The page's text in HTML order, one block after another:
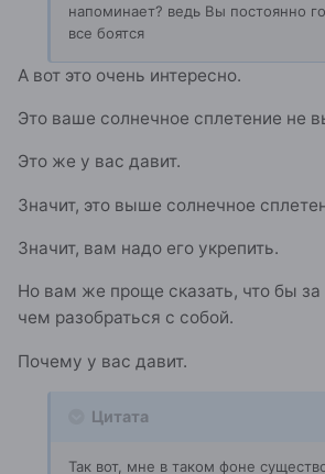
напоминает? ведь Вы постоянно
все боятся
А вот это очень интересно.
Это ваше солнечное сплетение не
Это же у вас давит.
Значит, это выше солнечное
Значит, вам надо его укрепить.
Но вам же проще сказать, что бы
чем разобраться с собой.
Почему у вас давит.
Цитата
Так вот, мне в таком фоне